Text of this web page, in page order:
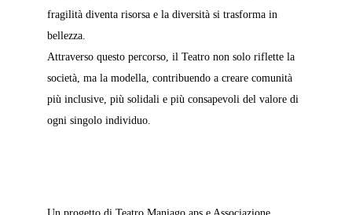
fragilità diventa risorsa e la diversità si trasforma in
bellezza.
Attraverso questo percorso, il Teatro non solo riflette la
società, ma la modella, contribuendo a creare comunità
più inclusive, più solidali e più consapevoli del valore di
ogni singolo individuo.